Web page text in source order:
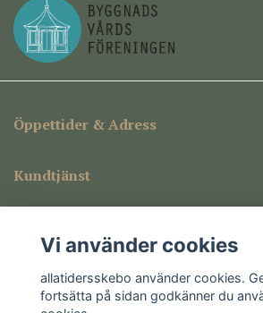
Öppettider & Adress
Kundtjänst
Sociala medier
Vi använder cookies
allatidersskebo använder cookies.
fortsätta på sidan godkänner du